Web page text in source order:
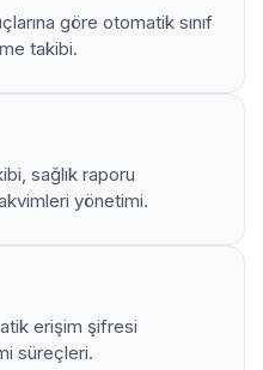
göre otomatik sınıf
takibi.
sağlık raporu
yönetimi.
erişim şifresi
süreçleri.